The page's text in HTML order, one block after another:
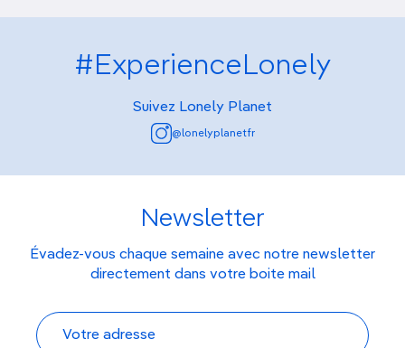
#ExperienceLonely
Suivez Lonely Planet
@lonelyplanetfr
Newsletter
Évadez-vous chaque semaine avec notre newsletter
directement dans votre boite mail